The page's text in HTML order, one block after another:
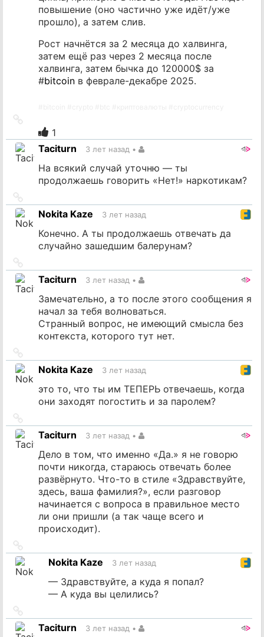
повышение (оно частично уже идёт/уже
прошло), а затем слив.
Рост начнётся за 2 месяца до халвинга,
затем ещё раз через 2 месяца после
халвинга, затем бычка до 120000$ за
#bitcoin в феврале-декабре 2025.
источник
1
Taciturn
3 лет назад •
На всякий случай уточню — ты
продолжаешь говорить «Нет!» наркотикам?
на
источник
Nokita Kaze 3 лет назад
Конечно. А ты продолжаешь отвечать да
случайно зашедшим балерунам?
на
источник
Taciturn 3 лет назад •
Замечательно, а то после этого сообщения я
начал за тебя волноваться.
Странный вопрос, не имеющий смысла без
контекста, которого тут нет.
на
источник
Nokita Kaze 3 лет назад
это то, что ты им ТЕПЕРЬ отвечаешь, когда
они заходят погостить и за паролем?
на
источник
Taciturn 3 лет назад •
Дело в том, что именно «Да.» я не говорю
почти никогда, стараюсь отвечать более
развёрнуто. Что-то в стиле «Здравствуйте,
здесь, ваша фамилия?», если разговор
начинается с вопроса в правильное место
ли они пришли (а так чаще всего и
происходит).
на
источникNokita Kaze 3 лет назад
— Здравствуйте, а куда я попал?
— А куда вы целились?
на
источник
Taciturn 3 лет назад •